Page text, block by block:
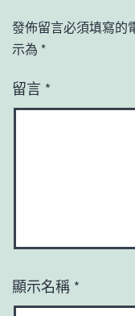
發佈留言必須填寫的
示為 *
留言 *
顯示名稱 *